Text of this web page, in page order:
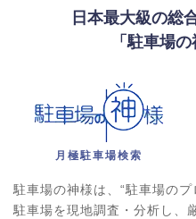
日本最大級の総
「駐車場
月極駐車場検索
駐車場の神様は、“駐車場の
駐車場を現地調査・分析し、